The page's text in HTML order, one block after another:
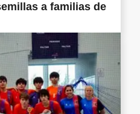
a familias de